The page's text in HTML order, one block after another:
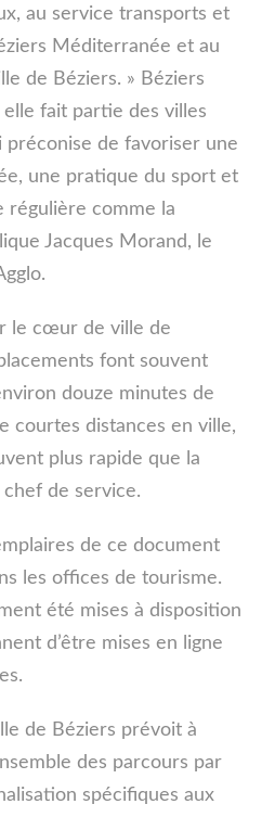
au service transports et
Méditerranée et au
de Béziers. » Béziers
fait partie des villes
préconise de favoriser une
une pratique du sport et
régulière comme la
Jacques Morand, le
le cœur de ville de
font souvent
douze minutes de
courtes distances en ville,
plus rapide que la
de service.
de ce document
les offices de tourisme.
été mises à disposition
d’être mises en ligne
de Béziers prévoit à
des parcours par
spécifiques aux